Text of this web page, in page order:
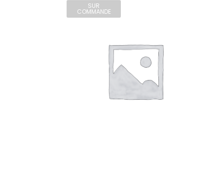
SUR
COMMANDE